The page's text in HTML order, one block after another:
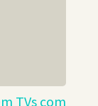
TVs com